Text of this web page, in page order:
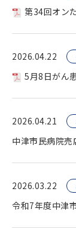
第34回オンた
2026.04.22
5月8日がん
2026.04.21
2026.03.22
令和7年度中津